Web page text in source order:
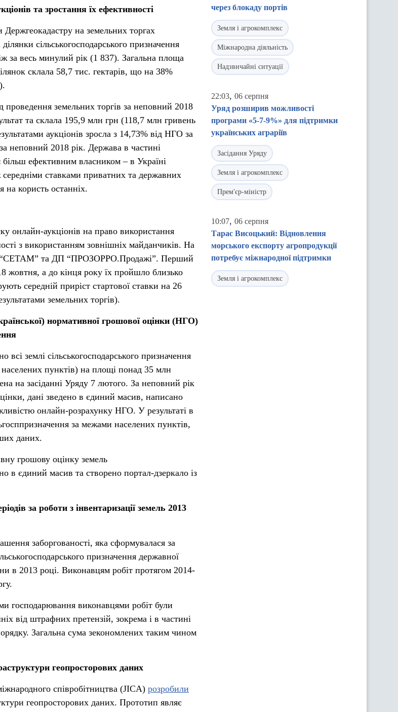
та зростання їх ефективності
Держгеокадастру на земельних торгах
сільськогосподарського призначення
за весь минулий рік (1 837). Загальна площа
склала 58,7 тис. гектарів, що на 38%
земельних торгів за неповний 2018
та склала 195,9 млн грн (118,7 млн гривень
аукціонів зросла з 14,73% від НГО за
неповний 2018 рік. Держава в частині
ефективним власником – в Україні
ставками приватних та державних
на користь останніх.
онлайн-аукціонів на право використання
з використанням зовнішніх майданчиків. На
“СЕТАМ” та ДП “ПРОЗОРРО.Продажі”. Перший
жовтня, а до кінця року їх пройшло близько
середній приріст стартової ставки на 26
земельних торгів).
нормативної грошової оцінки (НГО)
землі сільськогосподарського призначення
пунктів) на площі понад 35 млн
на засіданні Уряду 7 лютого. За неповний рік
дані зведено в єдиний масив, написано
онлайн-розрахунку НГО. У результаті в
за межами населених пунктів,
даних.
грошову оцінку земель
в єдиний масив та створено портал-дзеркало із
за роботи з інвентаризації земель 2013
заборгованості, яка сформувалася за
призначення державної
в 2013 році. Виконавцям робіт протягом 2014-
господарювання виконавцями робіт були
від штрафних претензій, зокрема і в частині
Загальна сума зекономлених таким чином
геопросторових даних
співробітництва (JICA) розробили
геопросторових даних. Прототип являє
через блокаду портів
Земля і агрокомплекс
Міжнародна діяльність
Надзвичайні ситуації
22:03, 06 серпня
Уряд розширив можливості
програми «5-7-9%» для підтримки
українських аграріїв
Засідання Уряду
Земля і агрокомплекс
Прем'єр-міністр
10:07, 06 серпня
Тарас Висоцький: Відновлення
морського експорту агропродукції
потребує міжнародної підтримки
Земля і агрокомплекс